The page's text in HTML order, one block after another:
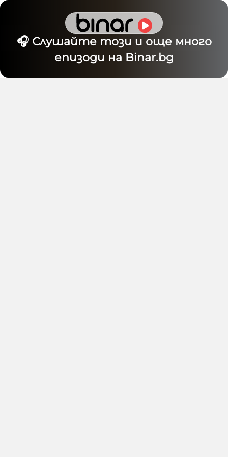
🎧 Слушайте този и още много
епизоди на Binar.bg